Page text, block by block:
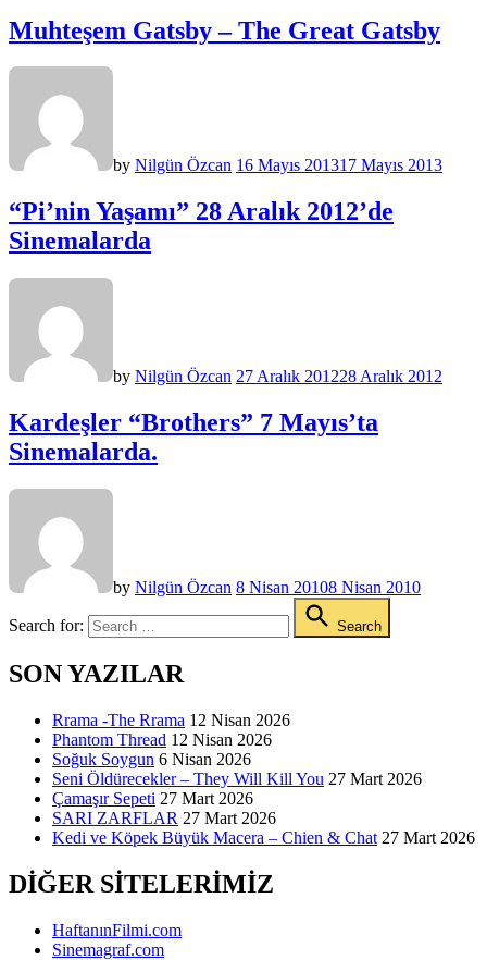
Muhteşem Gatsby – The Great Gatsby
by Nilgün Özcan 16 Mayıs 201317 Mayıs 2013
“Pi’nin Yaşamı” 28 Aralık 2012’de
Sinemalarda
by Nilgün Özcan 27 Aralık 201228 Aralık 2012
Kardeşler “Brothers” 7 Mayıs’ta
Sinemalarda.
by Nilgün Özcan 8 Nisan 20108 Nisan 2010
Search for: Search
SON YAZILAR
Rrama -The Rrama 12 Nisan 2026
Phantom Thread 12 Nisan 2026
Soğuk Soygun 6 Nisan 2026
Seni Öldürecekler – They Will Kill You 27 Mart 2026
Çamaşır Sepeti 27 Mart 2026
SARI ZARFLAR 27 Mart 2026
Kedi ve Köpek Büyük Macera – Chien & Chat 27 Mart 2026
DIĞER SITELERIMIZ
HaftanınFilmi.com
Sinemagraf.com